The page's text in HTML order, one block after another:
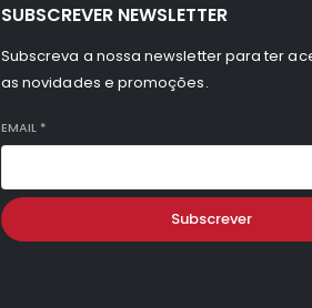
SUBSCREVER NEWSLETTER
Subscreva a nossa newsletter para ter
as novidades e promoções.
EMAIL *
Subscrever